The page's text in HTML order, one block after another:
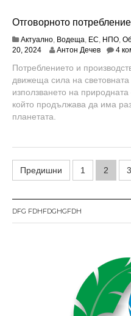
Отговорното
Актуално Водеща ЕС НПО
20, 2024ю
и
2
0
2
0
Антон Дечев 4
Потреблението и
движеща сила на
използването на
който продължава да има
планетата.
Н
в
и
Предишни 1 2 3
DFG FDHFDGHGFDH